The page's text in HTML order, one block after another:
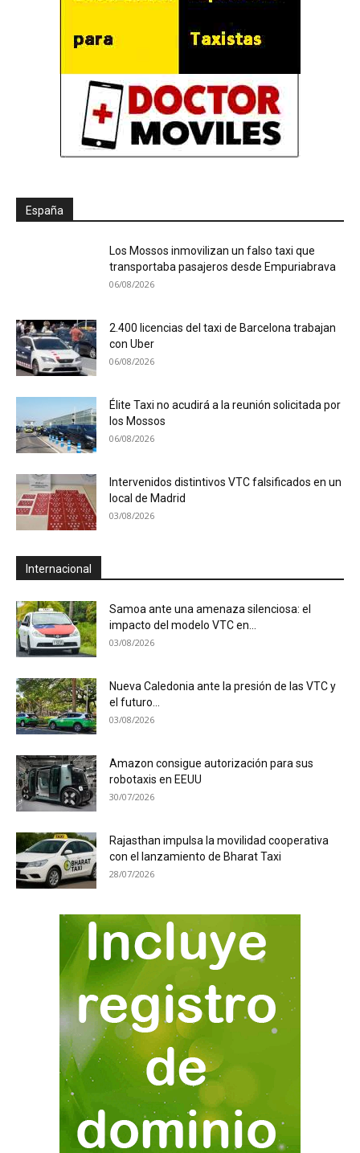
España
Los Mossos inmovilizan un falso taxi que
transportaba pasajeros desde Empuriabrava
06/08/2026
2.400 licencias del taxi de Barcelona trabajan
con Uber
06/08/2026
Élite Taxi no acudirá a la reunión solicitada por
los Mossos
06/08/2026
Intervenidos distintivos VTC falsificados en un
local de Madrid
03/08/2026
Internacional
Samoa ante una amenaza silenciosa: el
impacto del modelo VTC en...
03/08/2026
Nueva Caledonia ante la presión de las VTC y
el futuro...
03/08/2026
Amazon consigue autorización para sus
robotaxis en EEUU
30/07/2026
Rajasthan impulsa la movilidad cooperativa
con el lanzamiento de Bharat Taxi
28/07/2026